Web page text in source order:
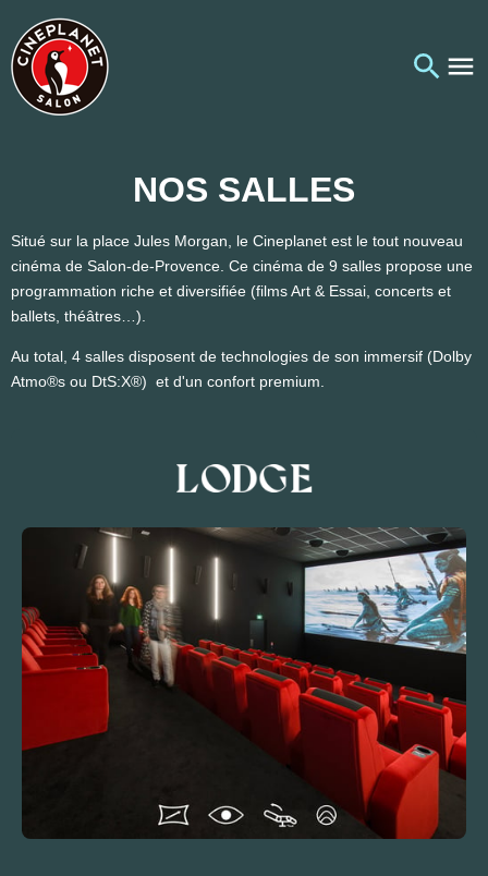
NOS SALLES
Situé sur la place Jules Morgan, le Cineplanet est le tout nouveau
cinéma de Salon-de-Provence. Ce cinéma de 9 salles propose une
programmation riche et diversifiée (films Art & Essai, concerts et
ballets, théâtres…).
Au total, 4 salles disposent de technologies de son immersif (Dolby
Atmo®s ou DtS:X®) et d'un confort premium.